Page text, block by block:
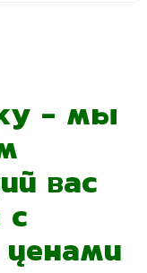
- мы
вас